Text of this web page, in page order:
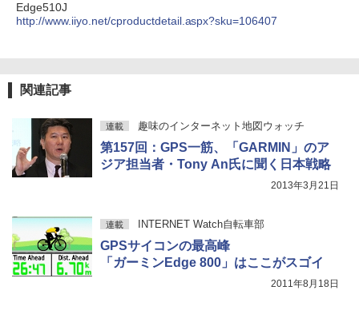
Edge510J
http://www.iiyo.net/cproductdetail.aspx?sku=106407
関連記事
連載 趣味のインターネット地図ウォッチ
第157回：GPS一筋、「GARMIN」のア
ジア担当者・Tony An氏に聞く日本戦略
2013年3月21日
連載 INTERNET Watch自転車部
GPSサイコンの最高峰
「ガーミンEdge 800」はここがスゴイ
2011年8月18日